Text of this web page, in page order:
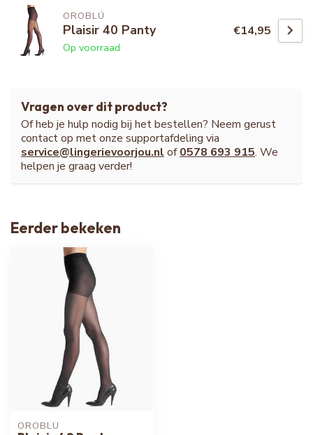
OROBLÚ
Plaisir 40 Panty
Op voorraad
€14,95
Vragen over dit product?
Of heb je hulp nodig bij het bestellen? Neem gerust
contact op met onze supportafdeling via
service@lingerievoorjou.nl of0578 693 915. We
helpen je graag verder!
Eerder bekeken
OROBLÚ